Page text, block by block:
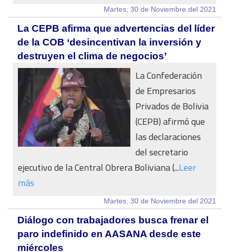
Martes, 30 de Noviembre del 2021
La CEPB afirma que advertencias del líder
de la COB ‘desincentivan la inversión y
destruyen el clima de negocios’
La Confederación
de Empresarios
Privados de Bolivia
(CEPB) afirmó que
las declaraciones
del secretario
ejecutivo de la Central Obrera Boliviana (...Leer
más
Martes, 30 de Noviembre del 2021
Diálogo con trabajadores busca frenar el
paro indefinido en AASANA desde este
miércoles